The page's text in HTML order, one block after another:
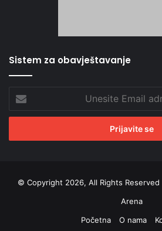
Sistem za obavještavanje
Unesite
Email
adresu
© Copyright 2026, All Rights
Arena
Početna
O nama